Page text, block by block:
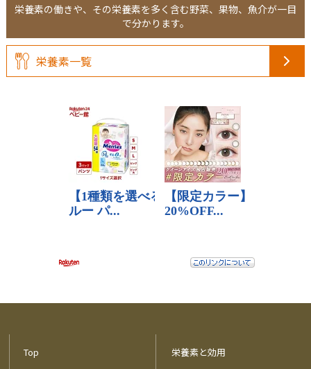
栄養素の働きや、その栄養素を多く含む野菜、果物、魚介が一目
で分かります。
栄養素一覧
Top
栄養素と効用